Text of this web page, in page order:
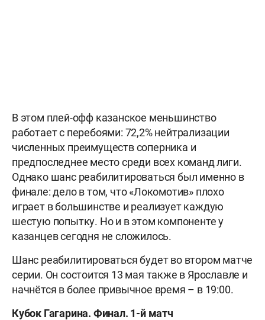
В этом плей-офф казанское меньшинство
работает с перебоями: 72,2% нейтрализации
численных преимуществ соперника и
предпоследнее место среди всех команд лиги.
Однако шанс реабилитироваться был именно в
финале: дело в том, что «Локомотив» плохо
играет в большинстве и реализует каждую
шестую попытку. Но и в этом компоненте у
казанцев сегодня не сложилось.
Шанс реабилитироваться будет во втором матче
серии. Он состоится 13 мая также в Ярославле и
начнётся в более привычное время – в 19:00.
Кубок Гагарина. Финал. 1-й матч